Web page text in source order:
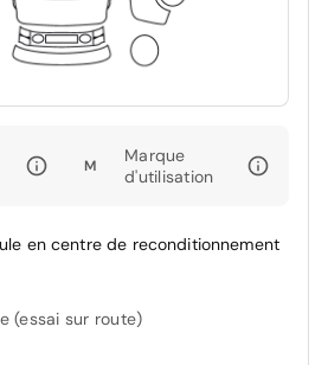
M
Marque
d'utilisation
en centre de reconditionnement
(essai sur route)